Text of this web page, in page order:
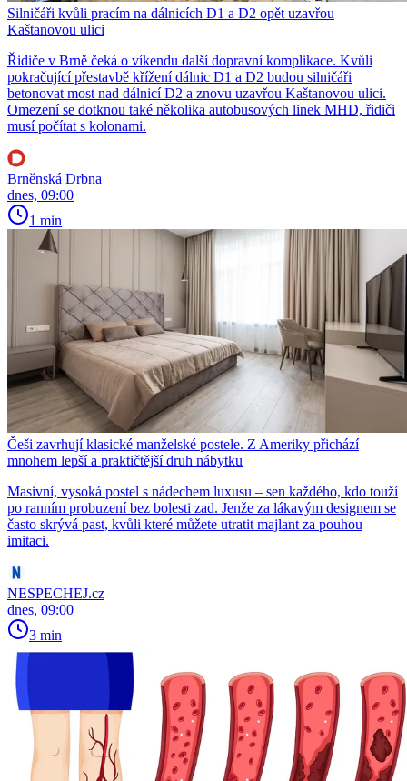
Silničáři kvůli pracím na dálnicích D1 a D2 opět uzavřou
Kaštanovou ulici
Řidiče v Brně čeká o víkendu další dopravní komplikace. Kvůli
pokračující přestavbě křížení dálnic D1 a D2 budou silničáři
betonovat most nad dálnicí D2 a znovu uzavřou Kaštanovou ulici.
Omezení se dotknou také několika autobusových linek MHD, řidiči
musí počítat s kolonami.
Brněnská Drbna
dnes, 09:00
1 min
Češi zavrhují klasické manželské postele. Z Ameriky přichází
mnohem lepší a praktičtější druh nábytku
Masivní, vysoká postel s nádechem luxusu – sen každého, kdo touží
po ranním probuzení bez bolesti zad. Jenže za lákavým designem se
často skrývá past, kvůli které můžete utratit majlant za pouhou
imitaci.
NESPECHEJ.cz
dnes, 09:00
3 min